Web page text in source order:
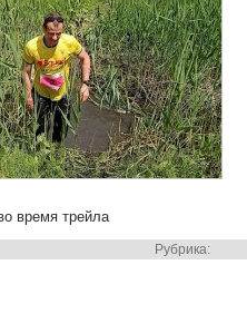
время трейла
Рубрика: